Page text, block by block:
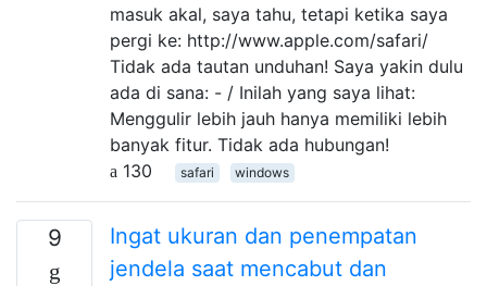
masuk akal, saya tahu, tetapi ketika saya
pergi ke: http://www.apple.com/safari/
Tidak ada tautan unduhan! Saya yakin dulu
ada di sana: - / Inilah yang saya lihat:
Menggulir lebih jauh hanya memiliki lebih
banyak fitur. Tidak ada hubungan!
130
safari windows
9
Ingat ukuran dan penempatan
jendela saat mencabut dan